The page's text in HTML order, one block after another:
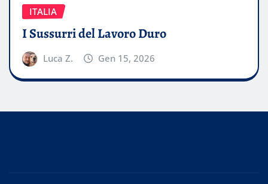
ITALIA
I Sussurri del Lavoro Duro
Luca Z. Gen 15, 2026